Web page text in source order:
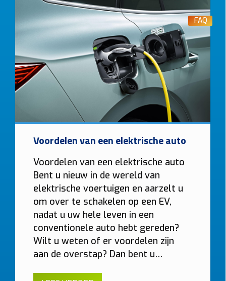
FAQ
Voordelen van een elektrische auto
Voordelen van een elektrische auto
Bent u nieuw in de wereld van
elektrische voertuigen en aarzelt u
om over te schakelen op een EV,
nadat u uw hele leven in een
conventionele auto hebt gereden?
Wilt u weten of er voordelen zijn
aan de overstap? Dan bent u…
Afstand verdeelkast → laadpunt
10–15 m > 15 m tot 20 m
Load balancing
Ja
Voorkomt dat de hoofdzekering uitvalt.
Digitale meter Analoge meter
Woning ≥10 jaar (6% btw) Nieuwere woning (21% btw)
Alleen bij “Thuis”.
Gewenste functies (meerdere mogelijk)
Solar laden Dynamische tarieven laden Vaste kabel
Socket Smart charging Mobiele app